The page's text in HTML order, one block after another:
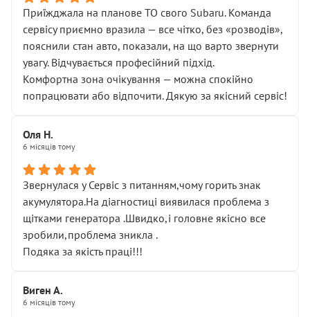
Приїжджала на планове ТО свого Subaru. Команда
сервісу приємно вразила — все чітко, без «розводів»,
пояснили стан авто, показали, на що варто звернути
увагу. Відчувається професійний підхід.
Комфортна зона очікування — можна спокійно
попрацювати або відпочити. Дякую за якісний сервіс!
Оля Н.
6 місяців тому
Звернулася у Сервіс з питанням,чому горить знак
акумулятора.На діагностиці виявилася проблема з
щітками генератора .Швидко,і головне якісно все
зробили,проблема зникла .
Подяка за якість праці!!!
Виген А.
6 місяців тому